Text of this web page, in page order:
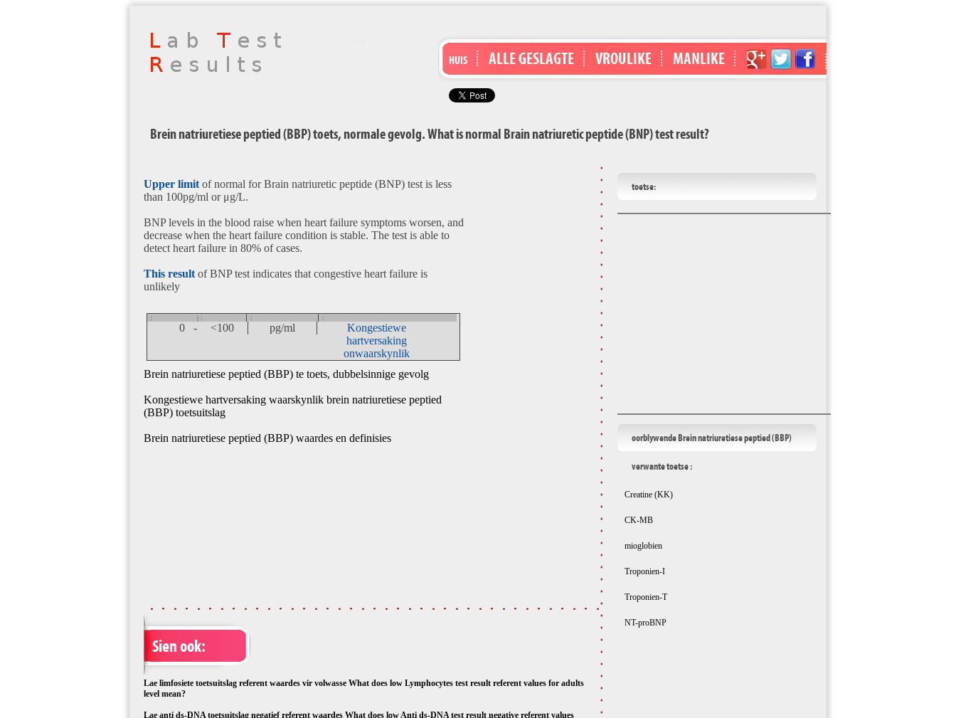
HUIS ALLE GESLAGTE VROULIKE MANLIKE
Brein natriuretiese peptied (BBP) toets, normale gevolg. What is normal Brain natriuretic peptide (BNP) test result?
Upper limitof normal for Brain natriuretic peptide (BNP) test is less
than 100pg/ml or μg/L.
BNP levels in the blood raise when heart failure symptoms worsen, and
decrease when the heart failure condition is stable. The test is able to
detect heart failure in 80% of cases.
This resultof BNP test indicates that congestive heart failure is
unlikely
: | : : :
0 - <100 pg/ml
Kongestiewe
hartversaking
onwaarskynlik
Brein natriuretiese peptied (BBP) te toets, dubbelsinnige gevolg
Kongestiewe hartversaking waarskynlik brein natriuretiese peptied
(BBP) toetsuitslag
Brein natriuretiese peptied (BBP) waardes en definisies
Sien ook:
Lae limfosiete toetsuitslag referent waardes vir volwasse What does low Lymphocytes test result referent values for adults
level mean?
Lae anti ds-DNA toetsuitslag negatief referent waardes What does low Anti ds-DNA test result negative referent values
toetse:
oorblywende Brein natriuretiese peptied (BBP)
verwante toetse :
Creatine (KK)
CK-MB
mioglobien
Troponien-I
Troponien-T
NT-proBNP